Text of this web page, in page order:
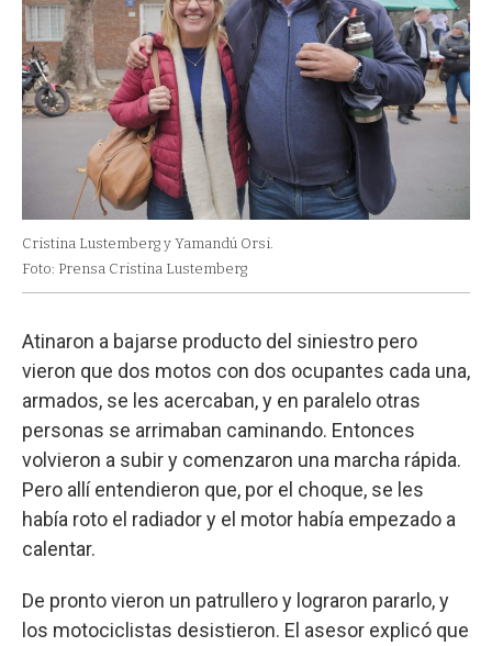
Cristina Lustemberg y Yamandú Orsi.
Foto: Prensa Cristina Lustemberg
Atinaron a bajarse producto del siniestro pero
vieron que dos motos con dos ocupantes cada una,
armados, se les acercaban, y en paralelo otras
personas se arrimaban caminando. Entonces
volvieron a subir y comenzaron una marcha rápida.
Pero allí entendieron que, por el choque, se les
había roto el radiador y el motor había empezado a
calentar.
De pronto vieron un patrullero y lograron pararlo, y
los motociclistas desistieron. El asesor explicó que